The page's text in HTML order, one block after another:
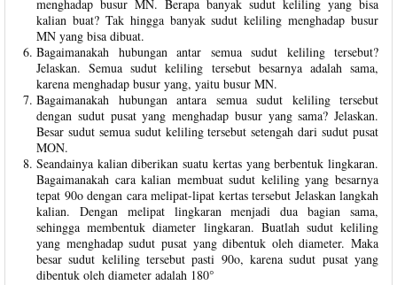
menghadap busur MN. Berapa banyak sudut keliling yang bisa
kalian buat? Tak hingga banyak sudut keliling menghadap busur
MN yang bisa dibuat.
Bagaimanakah hubungan antar semua sudut keliling tersebut?
Jelaskan. Semua sudut keliling tersebut besarnya adalah sama,
karena menghadap busur yang, yaitu busur MN.
Bagaimanakah hubungan antara semua sudut keliling tersebut
dengan sudut pusat yang menghadap busur yang sama? Jelaskan.
Besar sudut semua sudut keliling tersebut setengah dari sudut pusat
MON.
Seandainya kalian diberikan suatu kertas yang berbentuk lingkaran.
Bagaimanakah cara kalian membuat sudut keliling yang besarnya
tepat 90o dengan cara melipat-lipat kertas tersebut Jelaskan langkah
kalian. Dengan melipat lingkaran menjadi dua bagian sama,
sehingga membentuk diameter lingkaran. Buatlah sudut keliling
yang menghadap sudut pusat yang dibentuk oleh diameter. Maka
besar sudut keliling tersebut pasti 90o, karena sudut pusat yang
dibentuk oleh diameter adalah 180°